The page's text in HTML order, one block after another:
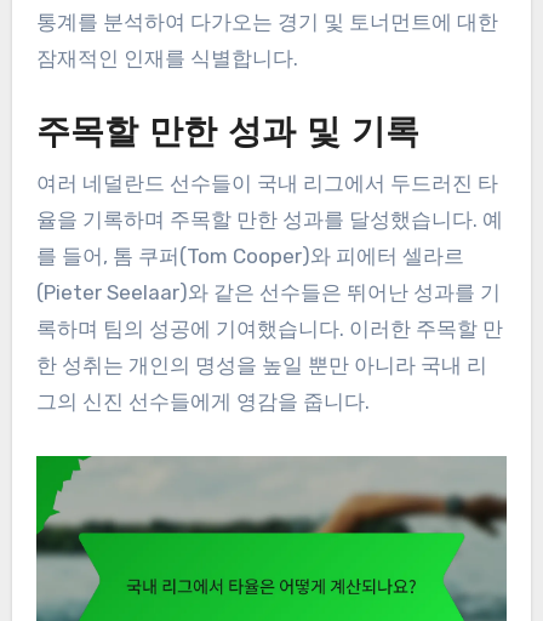
통계를 분석하여 다가오는 경기 및 토너먼트에 대한
잠재적인 인재를 식별합니다.
주목할 만한 성과 및 기록
여러 네덜란드 선수들이 국내 리그에서 두드러진 타
율을 기록하며 주목할 만한 성과를 달성했습니다. 예
를 들어, 톰 쿠퍼(Tom Cooper)와 피에터 셀라르
(Pieter Seelaar)와 같은 선수들은 뛰어난 성과를 기
록하며 팀의 성공에 기여했습니다. 이러한 주목할 만
한 성취는 개인의 명성을 높일 뿐만 아니라 국내 리
그의 신진 선수들에게 영감을 줍니다.